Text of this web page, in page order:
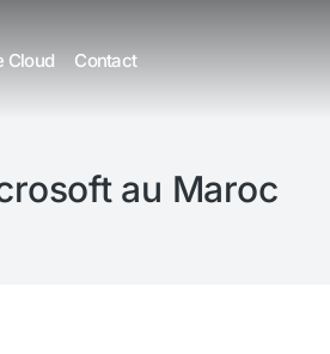
Cloud Contact
au Maroc